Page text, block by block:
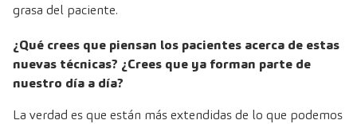
grasa del paciente.
¿Qué crees que piensan los pacientes acerca de estas
nuevas técnicas? ¿Crees que ya forman parte de
nuestro día a día?
La verdad es que están más extendidas de lo que podemos